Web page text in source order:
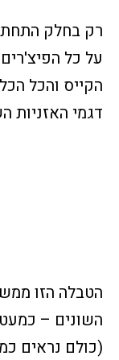
רק בחלק
הקייס והכל
דגמי האזניות
הטבלה הזו
השונים –